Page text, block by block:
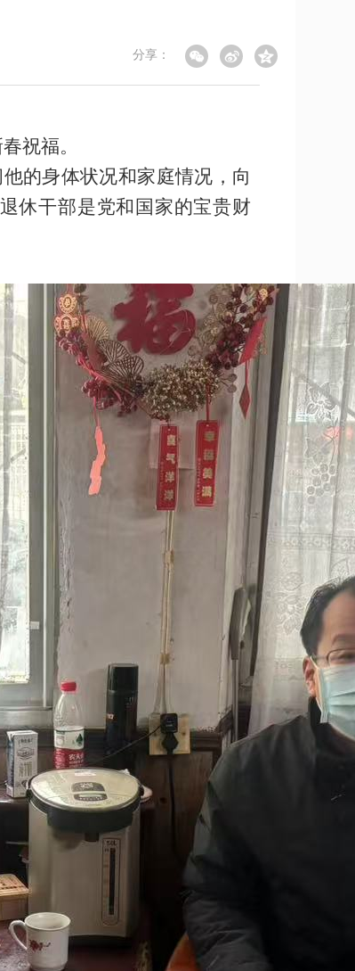
分享：
祝福。
的身体状况和家庭情况，向
休干部是党和国家的宝贵财